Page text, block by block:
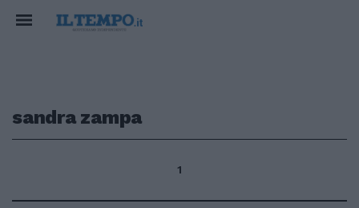
sandra zampa
1